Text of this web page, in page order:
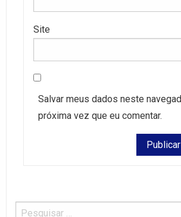
Site
Salvar meus dados neste
próxima vez que eu comentar.